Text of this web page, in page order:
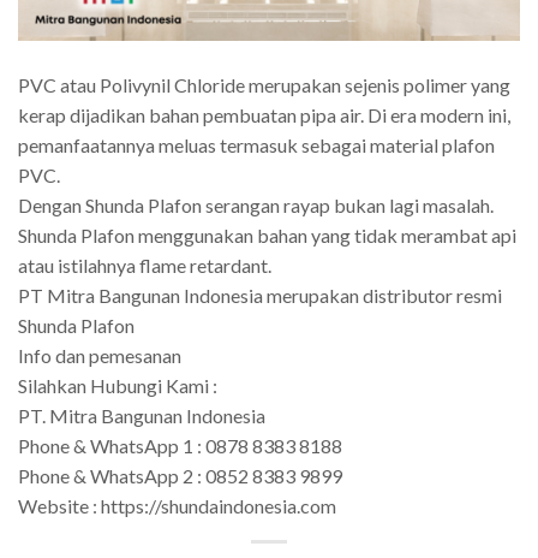
PVC atau Polivynil Chloride merupakan sejenis polimer yang
kerap dijadikan bahan pembuatan pipa air. Di era modern ini,
pemanfaatannya meluas termasuk sebagai material plafon
PVC.
Dengan Shunda Plafon serangan rayap bukan lagi masalah.
Shunda Plafon menggunakan bahan yang tidak merambat api
atau istilahnya flame retardant.
PT Mitra Bangunan Indonesia merupakan distributor resmi
Shunda Plafon
Info dan pemesanan
Silahkan Hubungi Kami :
PT. Mitra Bangunan Indonesia
Phone & WhatsApp 1 : 0878 8383 8188
Phone & WhatsApp 2 : 0852 8383 9899
Website : https://shundaindonesia.com